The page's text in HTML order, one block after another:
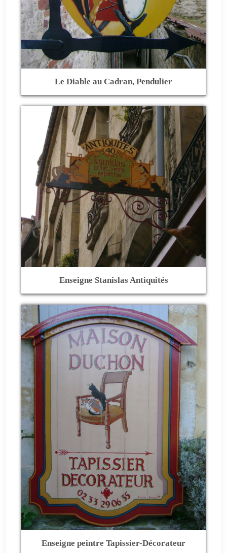
Le Diable au Cadran, Pendulier
Enseigne Stanislas Antiquités
Enseigne peintre Tapissier-Décorateur